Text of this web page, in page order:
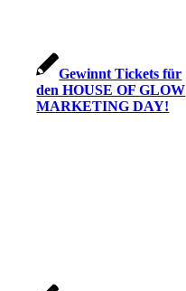
Gewinnt Tickets für
den HOUSE OF GLOW
MARKETING DAY!